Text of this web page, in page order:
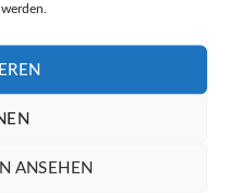
ANSEHEN
bidirektionalen
Modell und den
wie die vorhandene